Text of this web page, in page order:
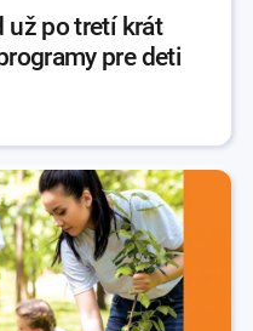
už po tretí krát
pre deti